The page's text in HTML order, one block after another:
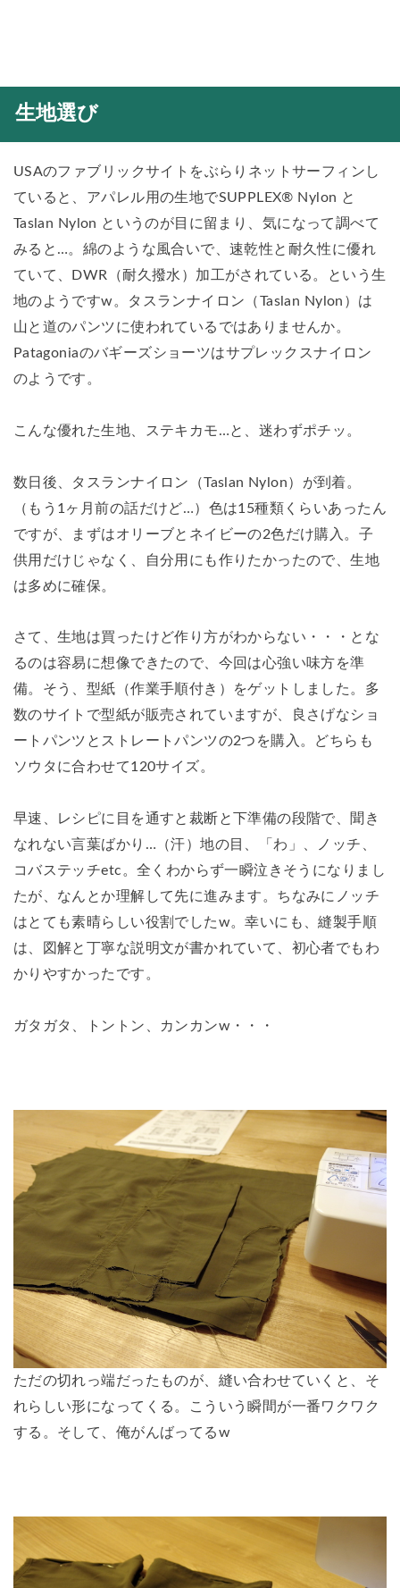
生地選び
USAのファブリックサイトをぶらりネットサーフィンし
ていると、アパレル用の生地でSUPPLEX® Nylon と
Taslan Nylon というのが目に留まり、気になって調べて
みると…。綿のような風合いで、速乾性と耐久性に優れ
ていて、DWR（耐久撥水）加工がされている。という生
地のようですw。タスランナイロン（Taslan Nylon）は
山と道のパンツに使われているではありませんか。
Patagoniaのバギーズショーツはサプレックスナイロン
のようです。
こんな優れた生地、ステキカモ…と、迷わずポチッ。
数日後、タスランナイロン（Taslan Nylon）が到着。
（もう1ヶ月前の話だけど…）色は15種類くらいあったん
ですが、まずはオリーブとネイビーの2色だけ購入。子
供用だけじゃなく、自分用にも作りたかったので、生地
は多めに確保。
さて、生地は買ったけど作り方がわからない・・・とな
るのは容易に想像できたので、今回は心強い味方を準
備。そう、型紙（作業手順付き）をゲットしました。多
数のサイトで型紙が販売されていますが、良さげなショ
ートパンツとストレートパンツの2つを購入。どちらも
ソウタに合わせて120サイズ。
早速、レシピに目を通すと裁断と下準備の段階で、聞き
なれない言葉ばかり…（汗）地の目、「わ」、ノッチ、
コバステッチetc。全くわからず一瞬泣きそうになりまし
たが、なんとか理解して先に進みます。ちなみにノッチ
はとても素晴らしい役割でしたw。幸いにも、縫製手順
は、図解と丁寧な説明文が書かれていて、初心者でもわ
かりやすかったです。
ガタガタ、トントン、カンカンw・・・
ただの切れっ端だったものが、縫い合わせていくと、そ
れらしい形になってくる。こういう瞬間が一番ワクワク
する。そして、俺がんばってるw